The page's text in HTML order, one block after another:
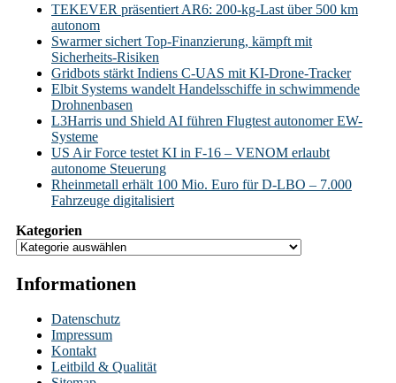
TEKEVER präsentiert AR6: 200-kg-Last über 500 km
autonom
Swarmer sichert Top-Finanzierung, kämpft mit
Sicherheits-Risiken
Gridbots stärkt Indiens C-UAS mit KI-Drone-Tracker
Elbit Systems wandelt Handelsschiffe in schwimmende
Drohnenbasen
L3Harris und Shield AI führen Flugtest autonomer EW-
Systeme
US Air Force testet KI in F-16 – VENOM erlaubt
autonome Steuerung
Rheinmetall erhält 100 Mio. Euro für D-LBO – 7.000
Fahrzeuge digitalisiert
Kategorien
Informationen
Datenschutz
Impressum
Kontakt
Leitbild & Qualität